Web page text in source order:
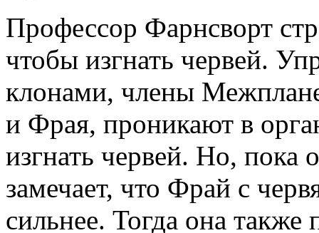
Профессор Фарнсворт
чтобы изгнать червей.
клонами, члены
и Фрая, проникают в
изгнать червей. Но, пока
замечает, что Фрай с
сильнее. Тогда она